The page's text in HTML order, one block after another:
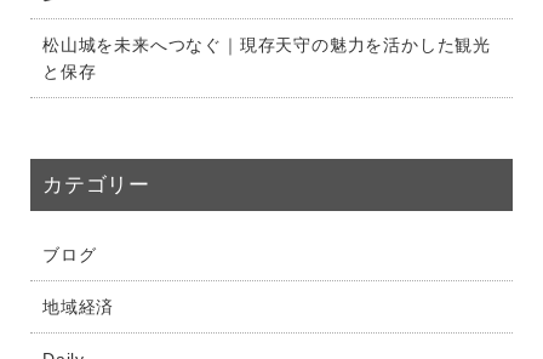
松山城を未来へつなぐ｜現存天守の魅力を活かした観光
と保存
カテゴリー
ブログ
地域経済